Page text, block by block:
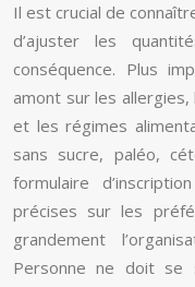
Il est crucial de
d’ajuster les
conséquence. Plus
amont sur les
et les régimes
sans sucre, paléo,
formulaire
précises sur les
grandement
Personne ne doit se